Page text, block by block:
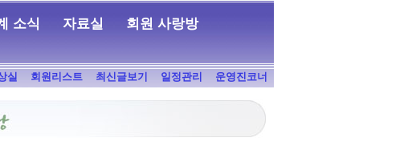
소식 자료실 회원 사랑방
실 회원리스트 최신글보기 일정관리 운영진코너